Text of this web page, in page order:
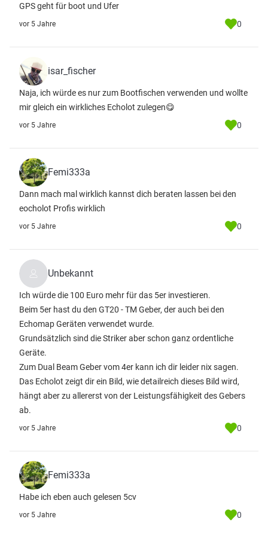
GPS geht für boot und Ufer
vor 5 Jahre 0
isar_fischer
Naja, ich würde es nur zum Bootfischen verwenden und wollte
mir gleich ein wirkliches Echolot zulegen😋
vor 5 Jahre 0
Femi333a
Dann mach mal wirklich kannst dich beraten lassen bei den
eocholot Profis wirklich
vor 5 Jahre 0
Unbekannt
Ich würde die 100 Euro mehr für das 5er investieren.
Beim 5er hast du den GT20 - TM Geber, der auch bei den
Echomap Geräten verwendet wurde.
Grundsätzlich sind die Striker aber schon ganz ordentliche
Geräte.
Zum Dual Beam Geber vom 4er kann ich dir leider nix sagen.
Das Echolot zeigt dir ein Bild, wie detailreich dieses Bild wird,
hängt aber zu allererst von der Leistungsfähigkeit des Gebers
ab.
vor 5 Jahre 0
Femi333a
Habe ich eben auch gelesen 5cv
vor 5 Jahre 0